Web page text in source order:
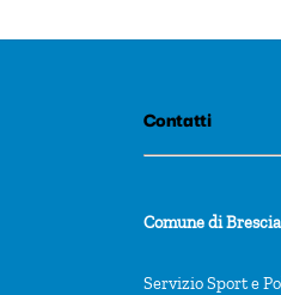
Contatti
Comune di Brescia
Servizio Sport e